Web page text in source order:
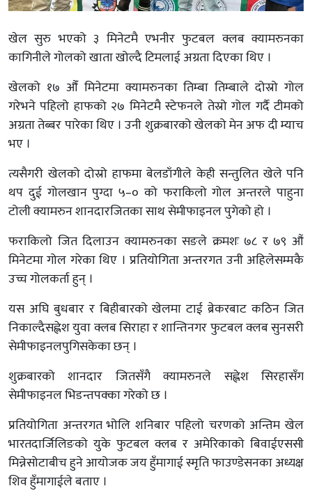
खेल सुरु भएको ३ मिनेटमै एभनीर फुटबल क्लब क्यामरुनका
कागिनीले गोलको खाता खोल्दै टिमलाई अग्रता दिएका थिए ।
खेलको १७ औँ मिनेटमा क्यामरुनका तिम्बा तिम्बाले दोस्रो गोल
गरेभने पहिलो हाफको २७ मिनेटमै स्टेफनले तेस्रो गोल गर्दै टीमको
अग्रता तेब्बर पारेका थिए । उनी शुक्रबारको खेलको मेन अफ दी म्याच
भए ।
त्यसैगरी खेलको दोस्रो हाफमा बेलडाँगीले केही सन्तुलित खेले पनि
थप दुई गोलखान पुग्दा ५–० को फराकिलो गोल अन्तरले पाहुना
टोली क्यामरुन शानदारजितका साथ सेमीफाइनल पुगेको हो ।
फराकिलो जित दिलाउन क्यामरुनका सङले क्रमशः ७८ र ७९ औं
मिनेटमा गोल गरेका थिए । प्रतियोगिता अन्तरगत उनी अहिलेसम्मकै
उच्च गोलकर्ता हुन् ।
यस अघि बुधबार र बिहीबारको खेलमा टाई ब्रेकरबाट कठिन जित
निकाल्दैसह्लेश युवा क्लब सिराहा र शान्तिनगर फुटबल क्लब सुनसरी
सेमीफाइनलपुगिसकेका छन् ।
शुक्रबारको शानदार जितसँगै क्यामरुनले सह्लेश सिरहासँग
सेमीफाइनल भिडन्तपक्का गरेको छ ।
प्रतियोगिता अन्तरगत भोलि शनिबार पहिलो चरणको अन्तिम खेल
भारतदार्जिलिङको युके फुटबल क्लब र अमेरिकाको बिवाईएससी
मिन्नेसोटाबीच हुने आयोजक जय हुँमागाई स्मृति फाउण्डेसनका अध्यक्ष
शिव हुँमागाईले बताए ।